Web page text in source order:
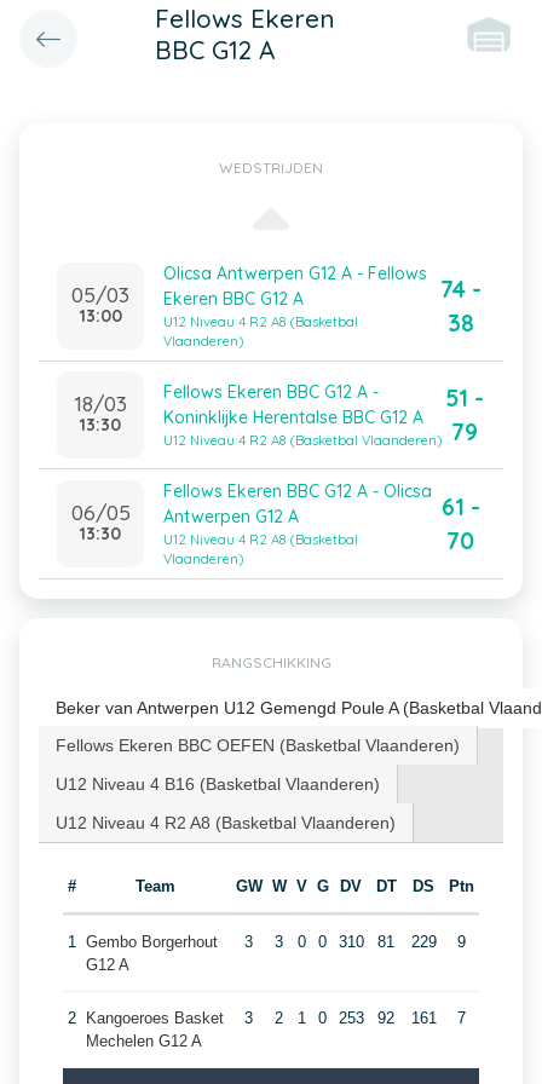
Fellows Ekeren
BBC G12 A
WEDSTRIJDEN
05/03
13:00
Olicsa Antwerpen G12 A - Fellows
Ekeren BBC G12 A
U12 Niveau 4 R2 A8 (Basketbal
Vlaanderen)
74 -
38
18/03
13:30
Fellows Ekeren BBC G12 A -
Koninklijke Herentalse BBC G12 A
U12 Niveau 4 R2 A8 (Basketbal Vlaanderen)
51 -
79
06/05
13:30
Fellows Ekeren BBC G12 A - Olicsa
Antwerpen G12 A
U12 Niveau 4 R2 A8 (Basketbal
Vlaanderen)
61 -
70
RANGSCHIKKING
Beker van Antwerpen U12 Gemengd Poule A (Basketbal
Fellows Ekeren BBC OEFEN (Basketbal Vlaanderen)
U12 Niveau 4 B16 (Basketbal Vlaanderen)
U12 Niveau 4 R2 A8 (Basketbal Vlaanderen)
# Team GW W V G DV DT DS Ptn
1 Gembo Borgerhout
G12 A
3 3 0 0 310 81 229 9
2
Kangoeroes Basket
Mechelen G12 A
3 2 1 0 253 92 161 7